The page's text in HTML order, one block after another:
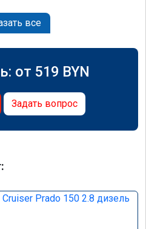
все
от 519 BYN
Задать вопрос